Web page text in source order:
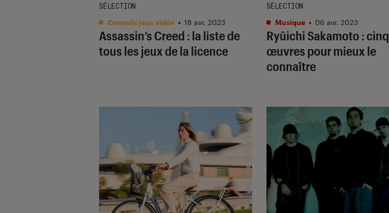
Assassin’s Creed : la liste de
tous les jeux de la licence
SÉLECTION
Conseils jeux vidéo • 18 avr. 2023
Ryūichi Sakamoto : cinq
œuvres pour mieux le
connaître
SÉLECTION
Musique • 06 avr. 2023